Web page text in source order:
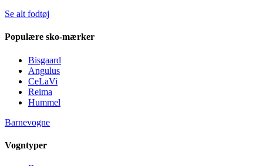
Se alt fodtøj
Populære sko-mærker
Bisgaard
Angulus
CeLaVi
Reima
Hummel
Barnevogne
Vogntyper